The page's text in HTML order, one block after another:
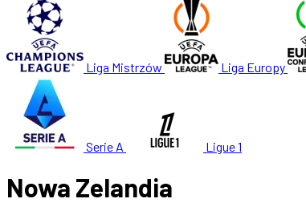
Liga Mistrzów Liga Europy
Serie A Ligue 1
Nowa Zelandia